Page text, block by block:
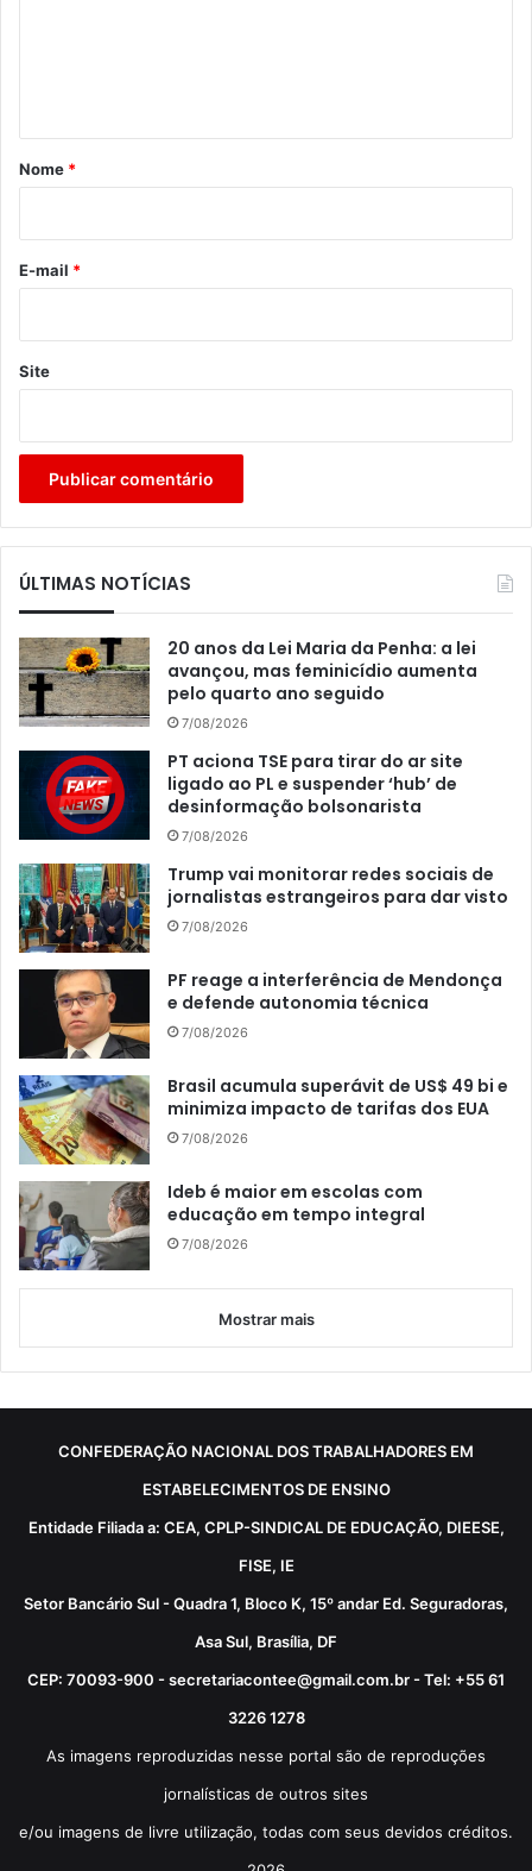
r
*
Nome *
E-mail *
Site
ÚLTIMAS NOTÍCIAS
20 anos da Lei Maria da Penha: a lei
avançou, mas feminicídio aumenta
pelo quarto ano seguido
7/08/2026
PT aciona TSE para tirar do ar site
ligado ao PL e suspender ‘hub’ de
desinformação bolsonarista
7/08/2026
Trump vai monitorar redes sociais de
jornalistas estrangeiros para dar visto
7/08/2026
PF reage a interferência de Mendonça
e defende autonomia técnica
7/08/2026
Brasil acumula superávit de US$ 49 bi e
minimiza impacto de tarifas dos EUA
7/08/2026
Ideb é maior em escolas com
educação em tempo integral
7/08/2026
Mostrar mais
CONFEDERAÇÃO NACIONAL DOS TRABALHADORES EM
ESTABELECIMENTOS DE ENSINO
Entidade Filiada a: CEA, CPLP-SINDICAL DE EDUCAÇÃO, DIEESE,
FISE, IE
Setor Bancário Sul - Quadra 1, Bloco K, 15º andar Ed. Seguradoras,
Asa Sul, Brasília, DF
CEP: 70093-900 - secretariacontee@gmail.com.br - Tel: +55 61
3226 1278
As imagens reproduzidas nesse portal são de reproduções
jornalísticas de outros sites
e/ou imagens de livre utilização, todas com seus devidos créditos.